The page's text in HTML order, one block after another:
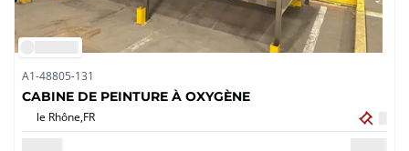
A1-48805-131
CABINE DE PEINTURE À OXYGÈNE
le Rhône,FR